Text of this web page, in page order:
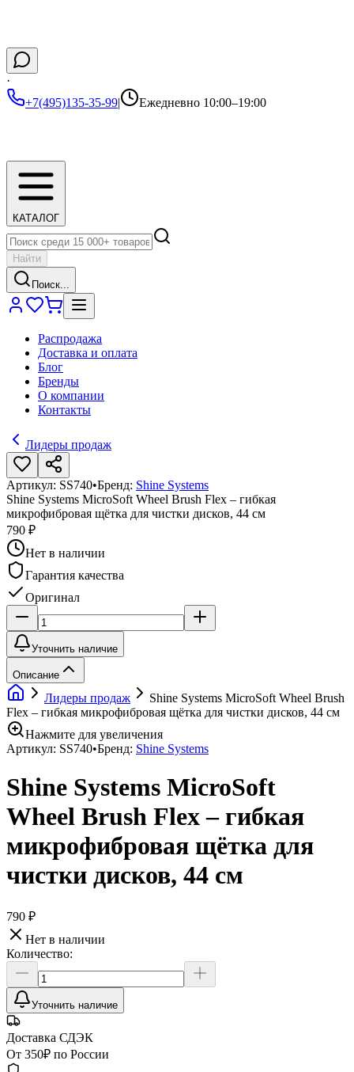
·
+7(495)135-35-99| Ежедневно 10:00–19:00
КАТАЛОГ
Найти
Поиск...
Распродажа
Доставка и оплата
Блог
Бренды
О компании
Контакты
Лидеры продаж
Артикул: SS740•Бренд: Shine Systems
Shine Systems MicroSoft Wheel Brush Flex – гибкая
микрофибровая щётка для чистки дисков, 44 см
790 ₽
Нет в наличии
Гарантия качества
Оригинал
Уточнить наличие
Описание
Лидеры продаж
Shine Systems MicroSoft Wheel Brush
Flex – гибкая микрофибровая щётка для чистки дисков, 44 см
Нажмите для увеличения
Артикул: SS740•Бренд: Shine Systems
Shine Systems MicroSoft
Wheel Brush Flex – гибкая
микрофибровая щётка для
чистки дисков, 44 см
790 ₽
Нет в наличии
Количество:
Уточнить наличие
Доставка СДЭК
От 350₽ по России